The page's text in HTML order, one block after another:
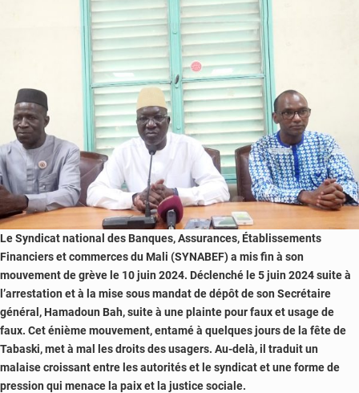
Le Syndicat national des Banques, Assurances, Établissements
Financiers et commerces du Mali (SYNABEF) a mis fin à son
mouvement de grève le 10 juin 2024. Déclenché le 5 juin 2024 suite à
l’arrestation et à la mise sous mandat de dépôt de son Secrétaire
général, Hamadoun Bah, suite à une plainte pour faux et usage de
faux. Cet énième mouvement, entamé à quelques jours de la fête de
Tabaski, met à mal les droits des usagers. Au-delà, il traduit un
malaise croissant entre les autorités et le syndicat et une forme de
pression qui menace la paix et la justice sociale.